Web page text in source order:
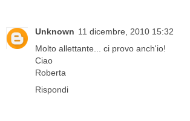
Unknown 11 dicembre, 2010 15:32
Molto allettante... ci provo anch'io!
Ciao
Roberta
Rispondi